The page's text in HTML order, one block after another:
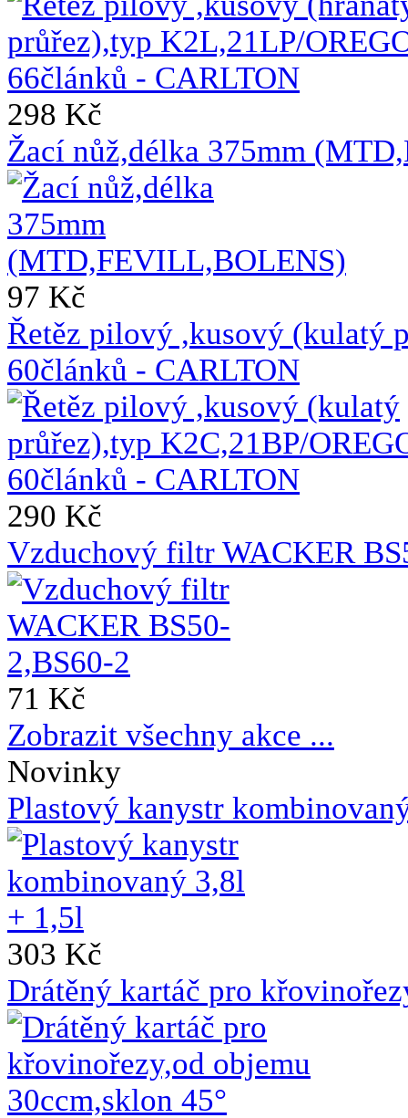
298 Kč
Žací nůž,délka 375mm
97 Kč
Řetěz pilový ,kusový (kulatý
60článků - CARLTON
290 Kč
Vzduchový filtr WACKER
71 Kč
Zobrazit všechny akce ...
Novinky
Plastový kanystr
303 Kč
Drátěný kartáč pro